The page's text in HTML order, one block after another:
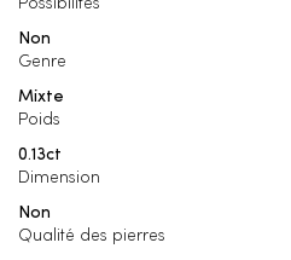
Possibilités
Non
Genre
Mixte
Poids
0.13ct
Dimension
Non
Qualité des pierres